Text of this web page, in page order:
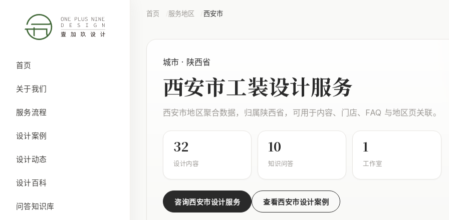
首页
关于我们
服务流程
设计案例
设计动态
设计百科
问答知识库
首页 服务地区 西安市
城市 · 陕西省
西安市工装设计服务
西安市地区聚合数据，归属陕西省，可用于内容、门店、FAQ 与地区页关联。
32
设计内容
10
知识问答
1
工作室
咨询西安市设计服务 查看西安市设计案例